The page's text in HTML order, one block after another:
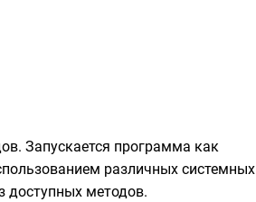
Запускается программа как
различных системных
доступных методов.